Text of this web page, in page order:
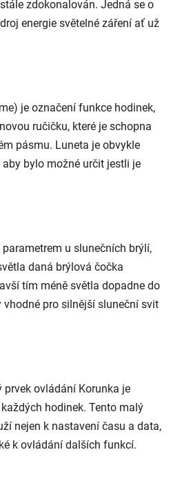
zdokonalován. Jedná se o
energie světelné záření ať už
je označení funkce hodinek,
ručičku, které je schopna
pásmu. Luneta je obvykle
bylo možné určit jestli je
u slunečních brýlí,
daná brýlová čočka
tím méně světla dopadne do
pro silnější sluneční svit
ovládání Korunka je
hodinek. Tento malý
nejen k nastavení času a data,
k ovládání dalších funkcí.